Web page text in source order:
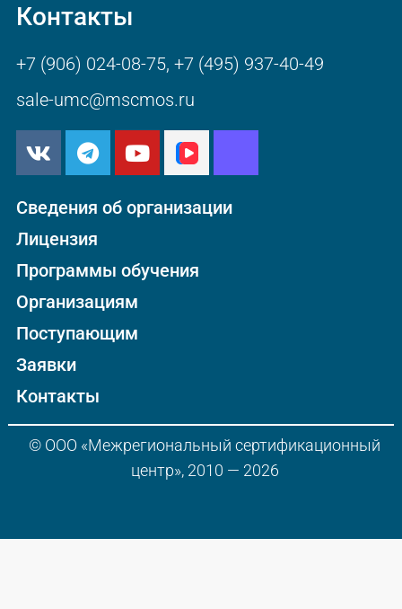
Контакты
+7 (906) 024-08-75, +7 (495) 937-40-49
sale-umc@mscmos.ru
Сведения об организации
Лицензия
Программы обучения
Организациям
Поступающим
Заявки
Контакты
© ООО «Межрегиональный сертификационный
центр», 2010 — 2026